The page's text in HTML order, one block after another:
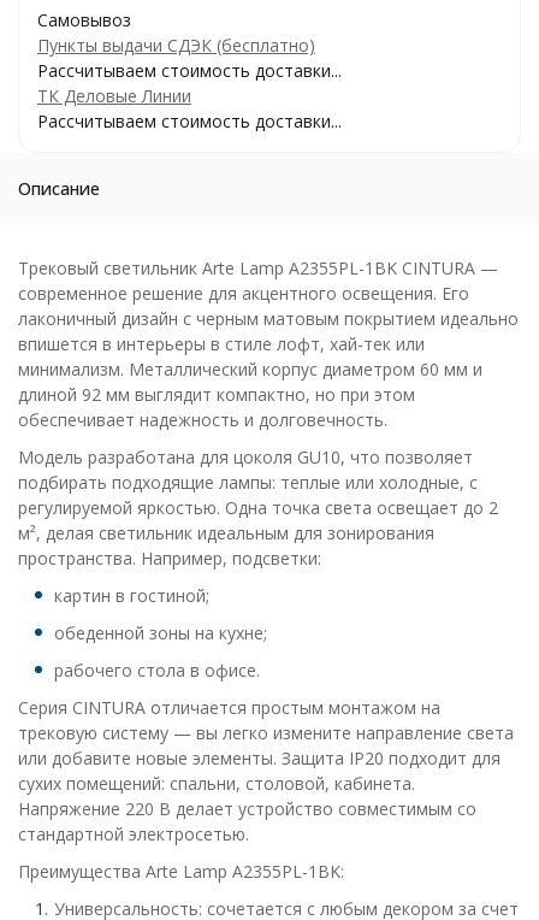
Самовывоз
Пункты выдачи СДЭК (бесплатно)
Рассчитываем стоимость доставки...
ТК Деловые Линии
Рассчитываем стоимость доставки...
Описание
Трековый светильник Arte Lamp A2355PL-1BK CINTURA —
современное решение для акцентного освещения. Его
лаконичный дизайн с черным матовым покрытием идеально
впишется в интерьеры в стиле лофт, хай-тек или
минимализм. Металлический корпус диаметром 60 мм и
длиной 92 мм выглядит компактно, но при этом
обеспечивает надежность и долговечность.
Модель разработана для цоколя GU10, что позволяет
подбирать подходящие лампы: теплые или холодные, с
регулируемой яркостью. Одна точка света освещает до 2
м², делая светильник идеальным для зонирования
пространства. Например, подсветки:
картин в гостиной;
обеденной зоны на кухне;
рабочего стола в офисе.
Серия CINTURA отличается простым монтажом на
трековую систему — вы легко измените направление света
или добавите новые элементы. Защита IP20 подходит для
сухих помещений: спальни, столовой, кабинета.
Напряжение 220 В делает устройство совместимым со
стандартной электросетью.
Преимущества Arte Lamp A2355PL-1BK:
Универсальность: сочетается с любым декором за счет